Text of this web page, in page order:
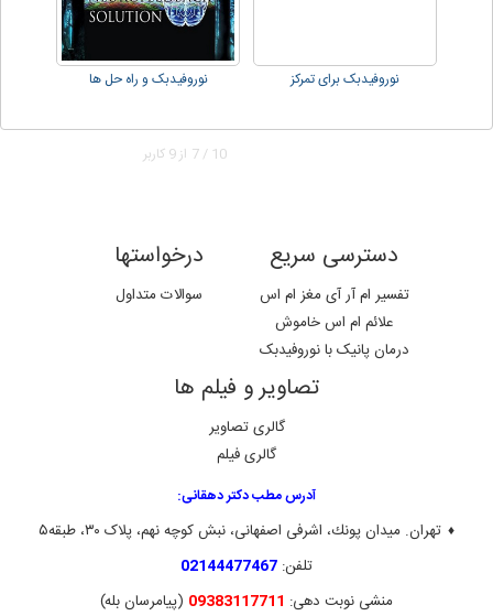
نوروفیدبک برای تمرکز نوروفیدبک و راه حل ها
7 / 10 از9 کاربر
دسترسی سریع
تفسیر ام آر آی مغز ام اس
علائم ام اس خاموش
درمان پانیک با نوروفیدبک
درخواستها
سوالات متداول
تصاویر و فیلم ها
گالری تصاویر
گالری فیلم
آدرس مطب دکتر دهقانی:
♦ تهران. ميدان پونك، اشرفی اصفهانی، نبش کوچه نهم، پلاک ۳۰، طبقه۵
تلفن: 02144477467
منشی نوبت دهی: 09383117711 (پیامرسان بله)